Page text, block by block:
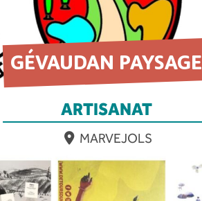
GÉVAUDAN PAYSAGE
ARTISANAT
MARVEJOLS
EN SAVOIR PLUS